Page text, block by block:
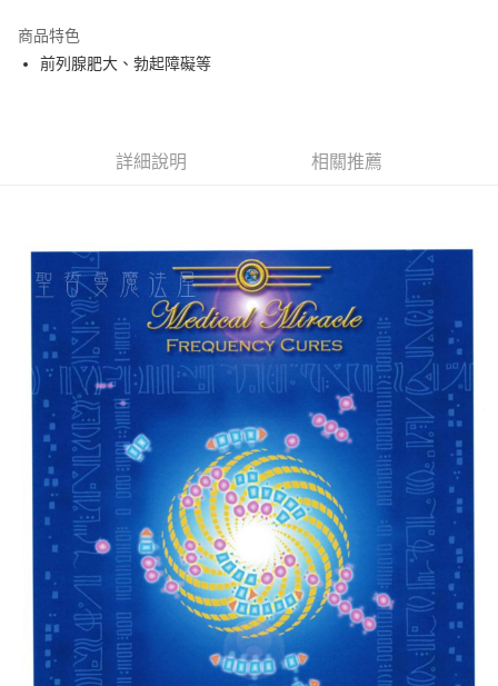
Apple Pay
全家取貨付款
每筆NT$80，滿NT$3,000(含以上)免運費
7-11取貨付款
每筆NT$80，滿NT$3,000(含以上)免運費
賣家宅配幫您送（台灣）
每筆NT$80，滿NT$3,000(含以上)免運費
郵局幫你送（離島）
每筆NT$80，滿NT$3,000(含以上)免運費
付款後門市自取
免運費
商品特色
前列腺肥大、勃起障礙等
詳細說明 相關推薦